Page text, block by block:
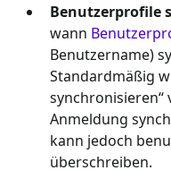
Benutzerprofile
wann
Benutzername)
Standardmäßig
synchronisieren“
Anmeldung
kann jedoch
überschreiben.